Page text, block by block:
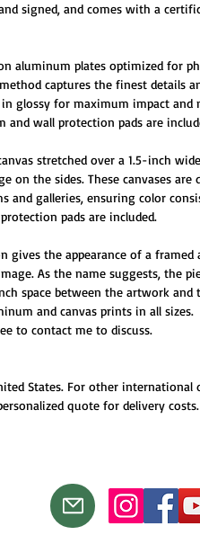
signed, and comes with a
aluminum plates optimized for
captures the finest details
in glossy for maximum impact and
wall protection pads are
stretched over a 1.5-inch
the sides. These canvases are
and galleries, ensuring color
pads are included.
gives the appearance of a framed
As the name suggests, the
space between the artwork and
and canvas prints in all sizes.
to contact me to discuss.
States. For other international
quote for delivery costs.